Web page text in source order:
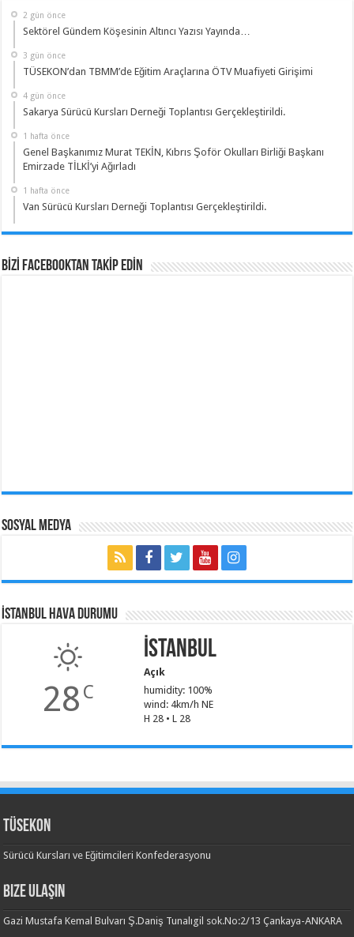
2 gün önce
Sektörel Gündem Köşesinin Altıncı Yazısı Yayında…
3 gün önce
TÜSEKON’dan TBMM’de Eğitim Araçlarına ÖTV Muafiyeti Girişimi
4 gün önce
Sakarya Sürücü Kursları Derneği Toplantısı Gerçekleştirildi.
1 hafta önce
Genel Başkanımız Murat TEKİN, Kıbrıs Şoför Okulları Birliği Başkanı
Emirzade TİLKİ’yi Ağırladı
1 hafta önce
Van Sürücü Kursları Derneği Toplantısı Gerçekleştirildi.
BİZİ Facebooktan TAKİP EDİN
Sosyal Medya
İSTANBUL HAVA DURUMU
28 C
İstanbul
Açık
humidity: 100%
wind: 4km/h NE
H 28 • L 28
TÜSEKON
Sürücü Kursları ve Eğitimcileri Konfederasyonu
Bize Ulaşın
Gazi Mustafa Kemal Bulvarı Ş.Daniş Tunalıgil sok.No:2/13 Çankaya-ANKARA